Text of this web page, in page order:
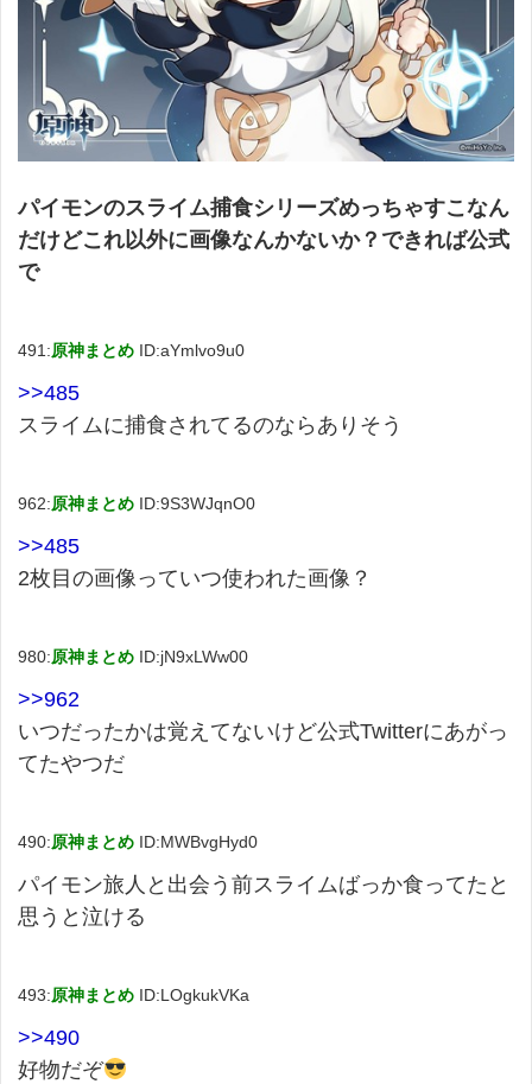
パイモンのスライム捕食シリーズめっちゃすこなん
だけどこれ以外に画像なんかないか？できれば公式
で
491:原神まとめ ID:aYmlvo9u0
>>485
スライムに捕食されてるのならありそう
962:原神まとめ ID:9S3WJqnO0
>>485
2枚目の画像っていつ使われた画像？
980:原神まとめ ID:jN9xLWw00
>>962
いつだったかは覚えてないけど公式Twitterにあがっ
てたやつだ
490:原神まとめ ID:MWBvgHyd0
パイモン旅人と出会う前スライムばっか食ってたと
思うと泣ける
493:原神まとめ ID:LOgkukVKa
>>490
好物だぞ